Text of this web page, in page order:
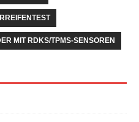
MIT RDKS/TPMS-SENSOREN